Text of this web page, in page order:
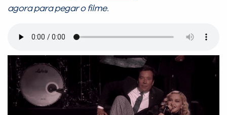
agora para pegar o filme.